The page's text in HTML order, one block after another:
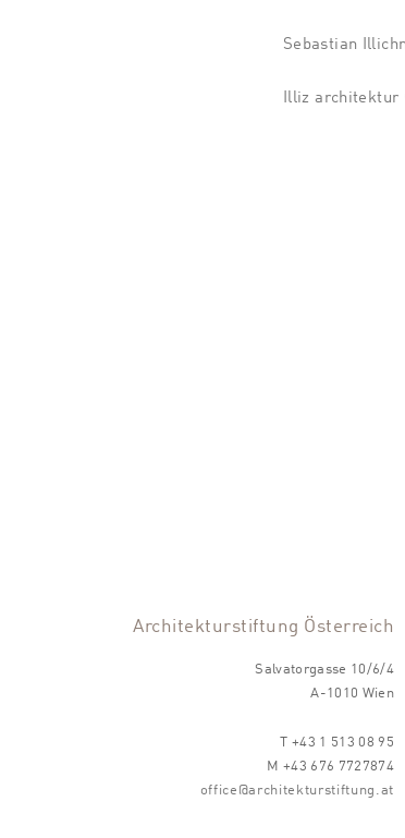
Sebastian
Illiz
Architekturstiftung Österreich
Salvatorgasse 10/6/4
A-1010 Wien
T +43 1 513 08 95
M +43 676 7727874
office@architekturstiftung.at